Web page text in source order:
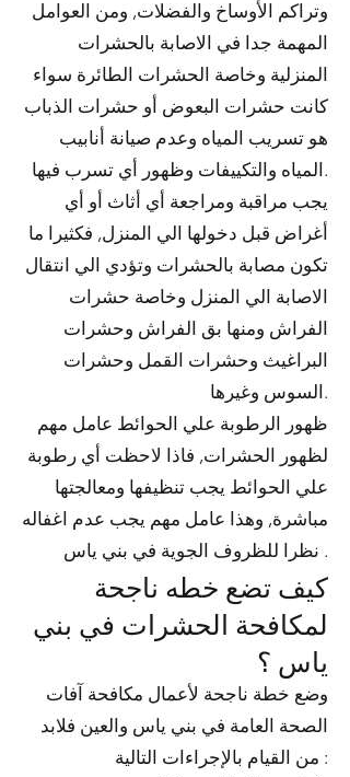
وتراكم الأوساخ والفضلات, ومن العوامل
المهمة جدا في الاصابة بالحشرات
المنزلية وخاصة الحشرات الطائرة سواء
كانت حشرات البعوض أو حشرات الذباب
هو تسريب المياه وعدم صيانة أنابيب
المياه والتكييفات وظهور أي تسرب فيها.
يجب مراقبة ومراجعة أي أثاث أو أي
أغراض قبل دخولها الي المنزل, فكثيرا ما
تكون مصابة بالحشرات وتؤدي الي انتقال
الاصابة الي المنزل وخاصة حشرات
الفراش ومنها بق الفراش وحشرات
البراغيث وحشرات القمل وحشرات
السوس وغيرها.
ظهور الرطوبة علي الحوائط عامل مهم
لظهور الحشرات, فاذا لاحظت أي رطوبة
علي الحوائط يجب تنظيفها ومعالجتها
مباشرة, وهذا عامل مهم يجب عدم اغفاله
نظرا للظروف الجوية في بني ياس .
كيف تضع خطه ناجحة
لمكافحة الحشرات في بني
ياس ؟
وضع خطة ناجحة لأعمال مكافحة آفات
الصحة العامة في بني ياس والعين فلابد
من القيام بالإجراءات التالية :